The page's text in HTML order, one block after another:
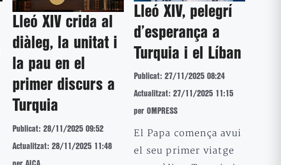
Lleó XIV crida al
diàleg, la unitat i
la pau en el
primer discurs a
Turquia
Publicat: 28/11/2025 09:52
Actualitzat: 28/11/2025 11:48
Lleó XIV, pelegrí
d’esperança a
Turquia i el Líban
Publicat: 27/11/2025 08:24
Actualitzat: 27/11/2025 11:15
per OMPRESS
El Papa comença avui
el seu primer viatge